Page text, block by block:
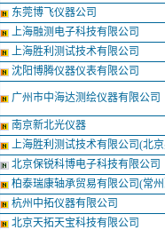
东莞博飞仪器公司
上海融测电子科技有限公司
上海胜利测试技术有限公司
沈阳博腾仪器仪表有限公司
广州市中海达测绘仪器有限公司
南京新北光仪器
上海胜利测试技术有限公司(北
北京保锐科博电子科技有限公司
柏泰瑞康轴承贸易有限公司(常
杭州中拓仪器有限公司
北京天拓天宝科技有限公司